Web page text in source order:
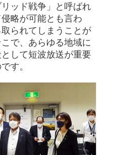
ッド戦争」と呼ばれ
略が可能とも言わ
られてしまうことが
で、あらゆる地域に
して短波放送が重要
す。